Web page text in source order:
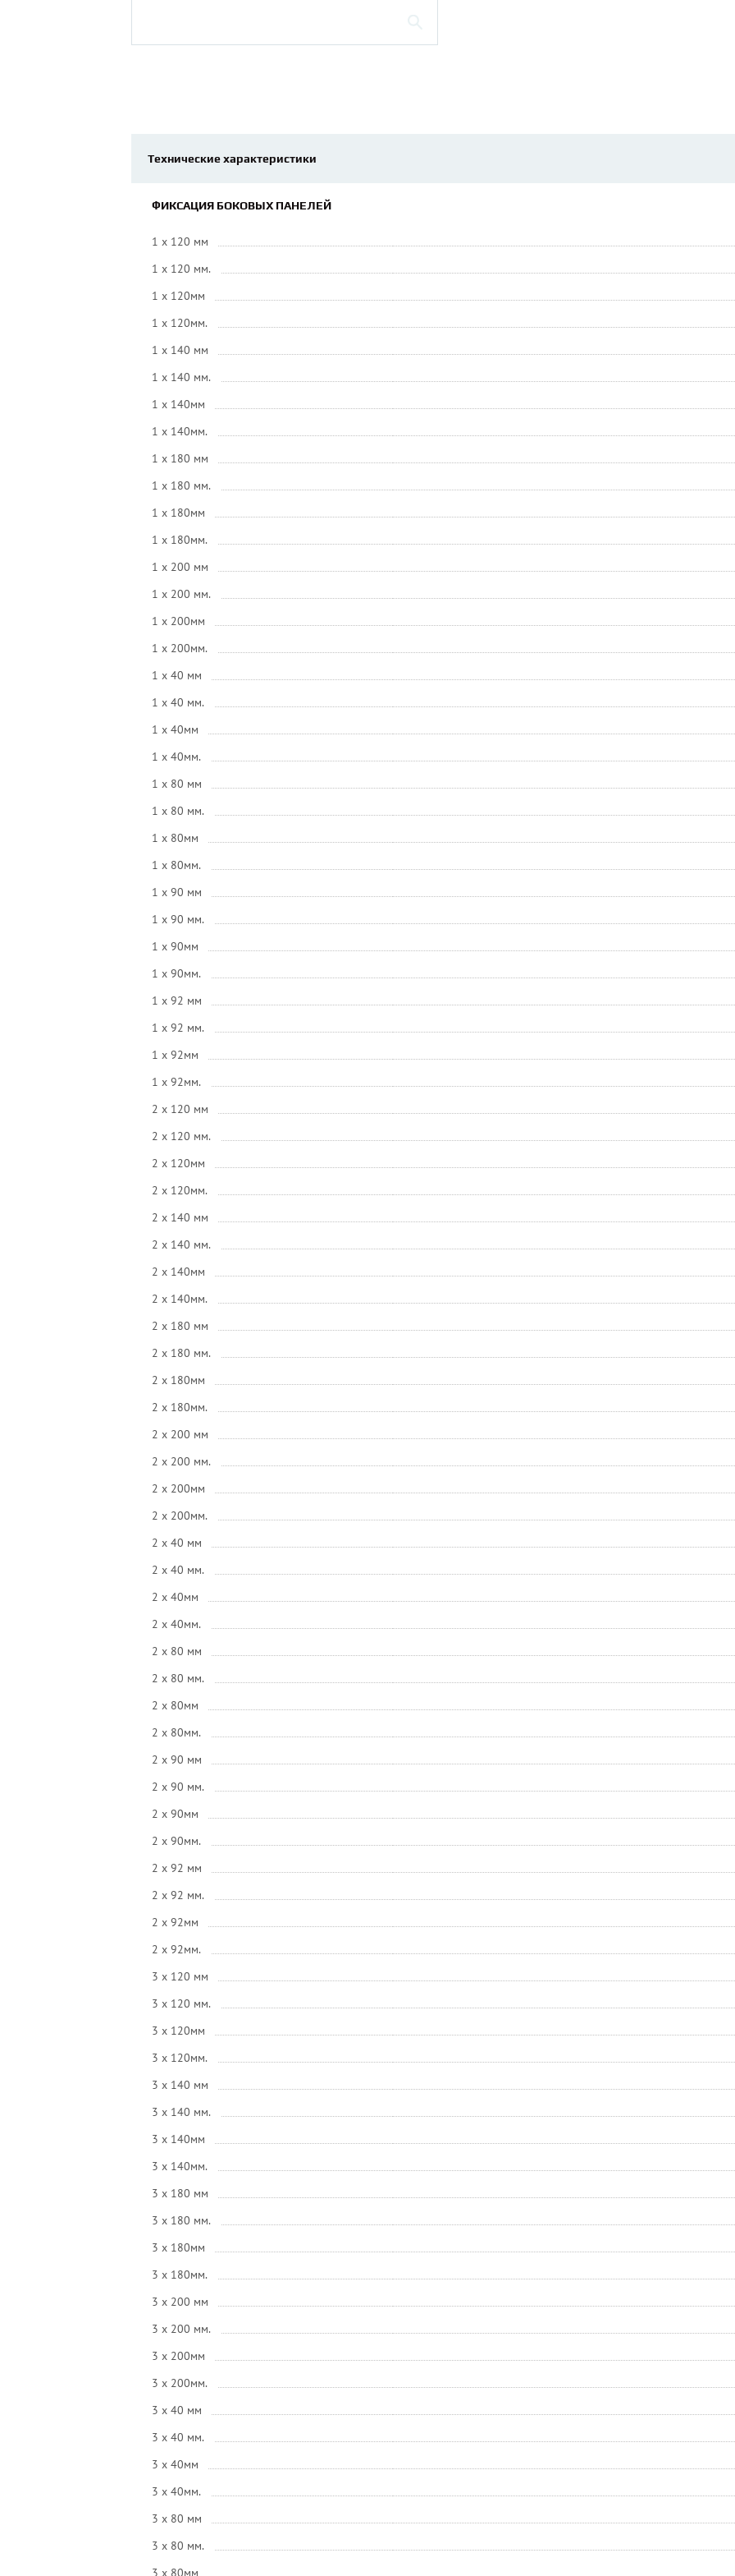
Технические характеристики
ФИКСАЦИЯ БОКОВЫХ ПАНЕЛЕЙ
1 x 120 мм
1 x 120 мм.
1 x 120мм
1 x 120мм.
1 x 140 мм
1 x 140 мм.
1 x 140мм
1 x 140мм.
1 x 180 мм
1 x 180 мм.
1 x 180мм
1 x 180мм.
1 x 200 мм
1 x 200 мм.
1 x 200мм
1 x 200мм.
1 x 40 мм
1 x 40 мм.
1 x 40мм
1 x 40мм.
1 x 80 мм
1 x 80 мм.
1 x 80мм
1 x 80мм.
1 x 90 мм
1 x 90 мм.
1 x 90мм
1 x 90мм.
1 x 92 мм
1 x 92 мм.
1 x 92мм
1 x 92мм.
2 x 120 мм
2 x 120 мм.
2 x 120мм
2 x 120мм.
2 x 140 мм
2 x 140 мм.
2 x 140мм
2 x 140мм.
2 x 180 мм
2 x 180 мм.
2 x 180мм
2 x 180мм.
2 x 200 мм
2 x 200 мм.
2 x 200мм
2 x 200мм.
2 x 40 мм
2 x 40 мм.
2 x 40мм
2 x 40мм.
2 x 80 мм
2 x 80 мм.
2 x 80мм
2 x 80мм.
2 x 90 мм
2 x 90 мм.
2 x 90мм
2 x 90мм.
2 x 92 мм
2 x 92 мм.
2 x 92мм
2 x 92мм.
3 x 120 мм
3 x 120 мм.
3 x 120мм
3 x 120мм.
3 x 140 мм
3 x 140 мм.
3 x 140мм
3 x 140мм.
3 x 180 мм
3 x 180 мм.
3 x 180мм
3 x 180мм.
3 x 200 мм
3 x 200 мм.
3 x 200мм
3 x 200мм.
3 x 40 мм
3 x 40 мм.
3 x 40мм
3 x 40мм.
3 x 80 мм
3 x 80 мм.
3 x 80мм